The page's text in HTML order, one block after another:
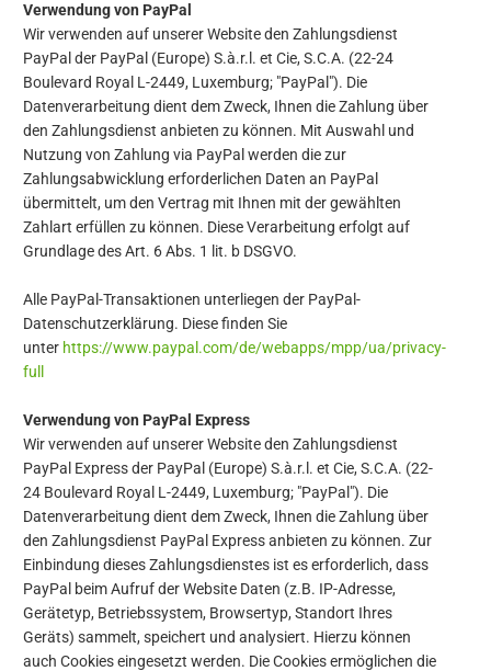
Verwendung von PayPal
Wir verwenden auf unserer Website den Zahlungsdienst
PayPal der PayPal (Europe) S.à.r.l. et Cie, S.C.A. (22-24
Boulevard Royal L-2449, Luxemburg; "PayPal"). Die
Datenverarbeitung dient dem Zweck, Ihnen die Zahlung über
den Zahlungsdienst anbieten zu können. Mit Auswahl und
Nutzung von Zahlung via PayPal werden die zur
Zahlungsabwicklung erforderlichen Daten an PayPal
übermittelt, um den Vertrag mit Ihnen mit der gewählten
Zahlart erfüllen zu können. Diese Verarbeitung erfolgt auf
Grundlage des Art. 6 Abs. 1 lit. b DSGVO.
Alle PayPal-Transaktionen unterliegen der PayPal-
Datenschutzerklärung. Diese finden Sie
unter https://www.paypal.com/de/webapps/mpp/ua/privacy-
full
Verwendung von PayPal Express
Wir verwenden auf unserer Website den Zahlungsdienst
PayPal Express der PayPal (Europe) S.à.r.l. et Cie, S.C.A. (22-
24 Boulevard Royal L-2449, Luxemburg; "PayPal"). Die
Datenverarbeitung dient dem Zweck, Ihnen die Zahlung über
den Zahlungsdienst PayPal Express anbieten zu können. Zur
Einbindung dieses Zahlungsdienstes ist es erforderlich, dass
PayPal beim Aufruf der Website Daten (z.B. IP-Adresse,
Gerätetyp, Betriebssystem, Browsertyp, Standort Ihres
Geräts) sammelt, speichert und analysiert. Hierzu können
auch Cookies eingesetzt werden. Die Cookies ermöglichen die